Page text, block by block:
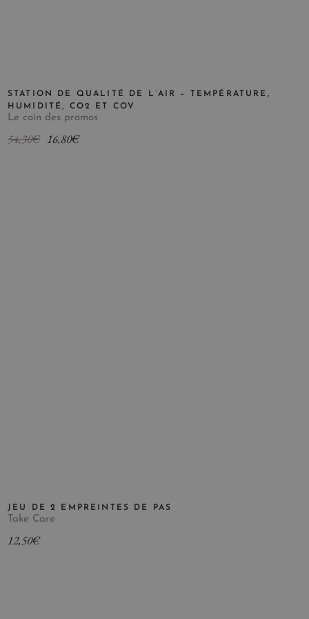
STATION DE QUALITÉ DE L’AIR – TEMPÉRATURE,
HUMIDITÉ, CO2 ET COV
Le coin des promos
54,30€ 16,80€
JEU DE 2 EMPREINTES DE PAS
Take Care
12,50€